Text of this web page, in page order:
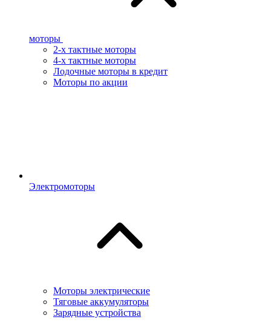
моторы
2-х тактные моторы
4-х тактные моторы
Лодочные моторы в кредит
Моторы по акции
Электромоторы
Моторы электрические
Тяговые аккумуляторы
Зарядные устройства